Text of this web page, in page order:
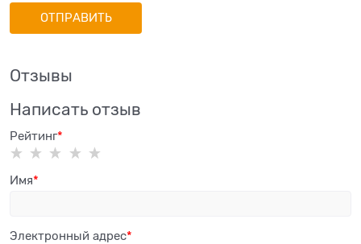
Отзывы
Написать отзыв
Рейтинг
Имя
Электронный адрес